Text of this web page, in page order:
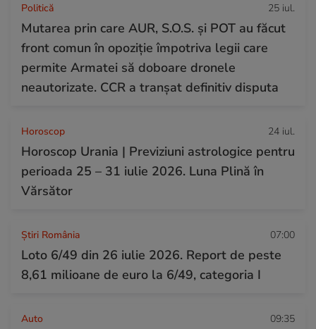
Politică 25 iul.
Mutarea prin care AUR, S.O.S. și POT au făcut
front comun în opoziție împotriva legii care
permite Armatei să doboare dronele
neautorizate. CCR a tranșat definitiv disputa
Horoscop 24 iul.
Horoscop Urania | Previziuni astrologice pentru
perioada 25 – 31 iulie 2026. Luna Plină în
Vărsător
Știri România 07:00
Loto 6/49 din 26 iulie 2026. Report de peste
8,61 milioane de euro la 6/49, categoria I
Auto 09:35